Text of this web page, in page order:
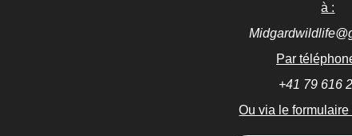
à :
Par
+41 79 616
Ou via le formulaire